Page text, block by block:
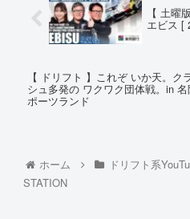
【 土曜
エビス [
【 ドリフト 】これぞ いか天。ク
シュ多発の ワクワク団体戦。in 名
ポーツランド
ホーム ドリフト系
STATION